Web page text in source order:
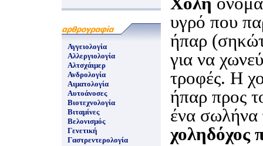
Αγγειολογία
Αλλεργιολογία
Αλτσχάιμερ
Ανδρολογία
Αιματολογία
Αυτοάνοσες
Βιοτεχνολογία
Βιταμίνες
Βελονισμός
Γενετική
Γαστρεντερολογία
υγρό που
ήπαρ
για να
τροφές. Η
ήπαρ προς
ένα σωλήνα
χοληδόχος